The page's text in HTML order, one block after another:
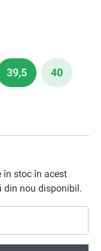
39,5 40
în stoc în acest
din nou disponibil.